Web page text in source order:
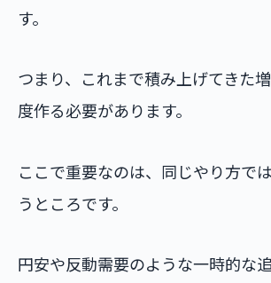
す。
つまり、これまで積み上げてきた
度作る必要があります。
ここで重要なのは、同じやり方で
うところです。
円安や反動需要のような一時的な